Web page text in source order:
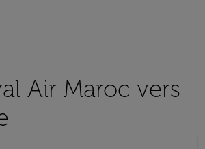
Air Maroc vers